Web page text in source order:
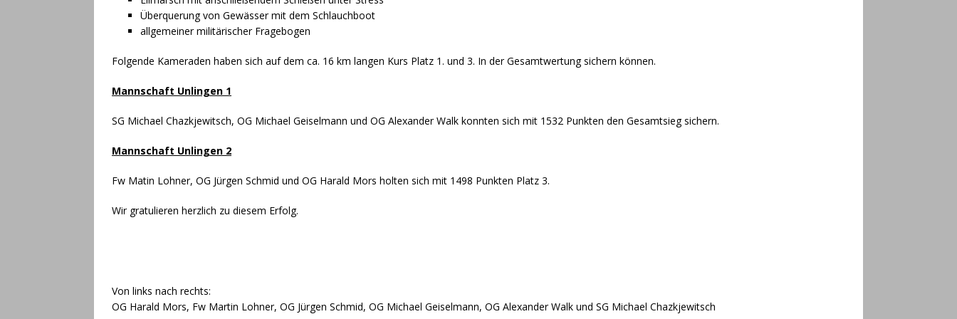
[ 7. März 2026 ]
Unlinger Reservisten beim Kalten Marsch 2026 in Bruchsal erfolgreich!
Einladung zur Jahreshauptversammlung der RK Unlingen 2026
ALLGEMEIN
[ 26. September 2025 ] Einladung zur Vereinsmeisterschaft & Jahresabschlussfeier 2025
[ 16. April 2025 ] Jahreshauptversammlung RK-Unlingen 2025 mit Wahlen
[ 9. März 2024 ]
[ 9. Dezember 2023 ] Vereinsmeisterschaft 2023
ALLGEMEIN
Überquerung von Gewässer mit dem Schlauchboot
allgemeiner militärischer Fragebogen
Folgende Kameraden haben sich auf dem ca. 16 km langen Kurs Platz 1. und 3. In der Gesamtwertung sichern können.
Mannschaft Unlingen 1
SG Michael Chazkjewitsch, OG Michael Geiselmann und OG Alexander Walk konnten sich mit 1532 Punkten den Gesamtsieg sichern.
Mannschaft Unlingen 2
Fw Matin Lohner, OG Jürgen Schmid und OG Harald Mors holten sich mit 1498 Punkten Platz 3.
Wir gratulieren herzlich zu diesem Erfolg.
Von links nach rechts:
OG Harald Mors, Fw Martin Lohner, OG Jürgen Schmid, OG Michael Geiselmann, OG Alexander Walk und SG Michael Chazkjewitsch